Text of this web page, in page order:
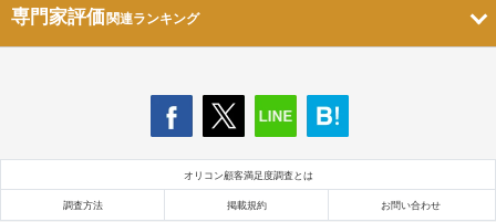
専門家評価関連ランキング
オリコン顧客満足度調査とは
調査方法 掲載規約 お問い合わせ